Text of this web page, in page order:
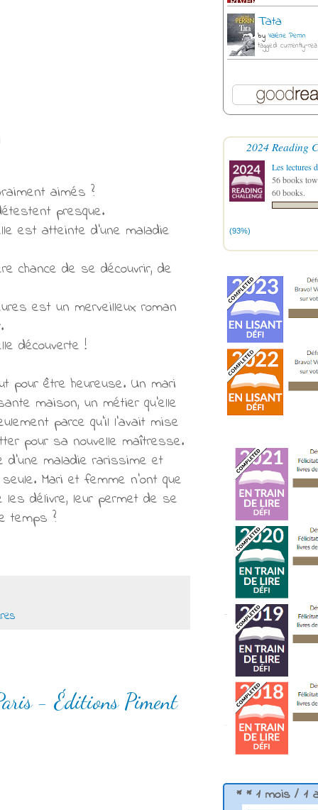
aimés ?
presque.
est atteinte d'une maladie
chance de se découvrir, de
est un merveilleux roman
découverte !
pour être heureuse. Un mari
maison, un métier qu'elle
parce qu'il l'avait mise
pour sa nouvelle maîtresse.
d'une maladie rarissime et
Mari et femme n'ont que
les délivre, leur permet de se
temps ?
- Éditions Piment
Tata
by Valérie Perrin
tagged: currently-
2024 Reading
Les lectures
56 books
60 books.
(93%)
* * 1 mois / 1